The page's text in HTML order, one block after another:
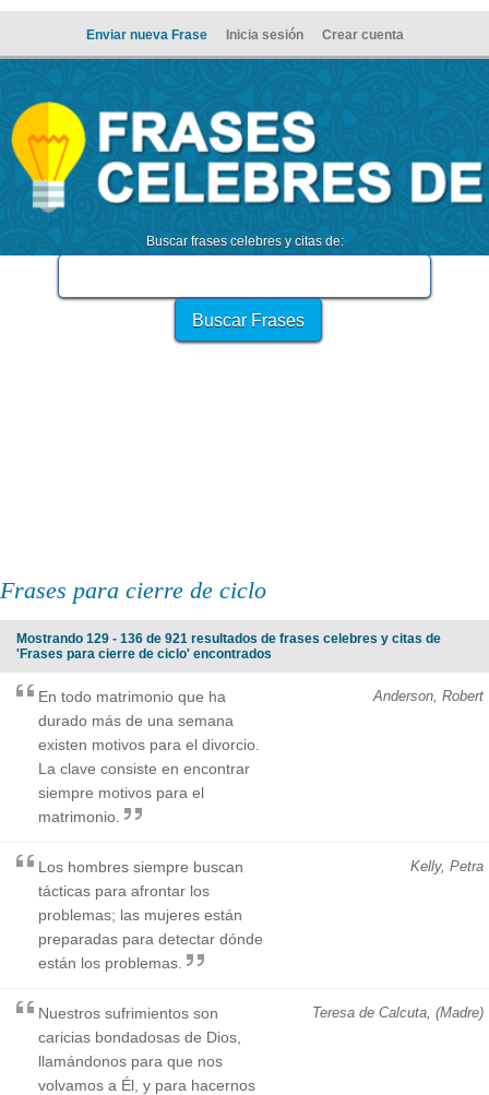
Enviar nueva Frase Inicia sesión Crear cuenta
Buscar frases celebres y citas de:
Frases para cierre de ciclo
Mostrando 129 - 136 de 921 resultados de frases celebres y citas de
'Frases para cierre de ciclo' encontrados
Anderson, Robert
En todo matrimonio que ha
durado más de una semana
existen motivos para el divorcio.
La clave consiste en encontrar
siempre motivos para el
matrimonio.
Kelly, Petra
Los hombres siempre buscan
tácticas para afrontar los
problemas; las mujeres están
preparadas para detectar dónde
están los problemas.
Teresa de Calcuta, (Madre)
Nuestros sufrimientos son
caricias bondadosas de Dios,
llamándonos para que nos
volvamos a Él, y para hacernos